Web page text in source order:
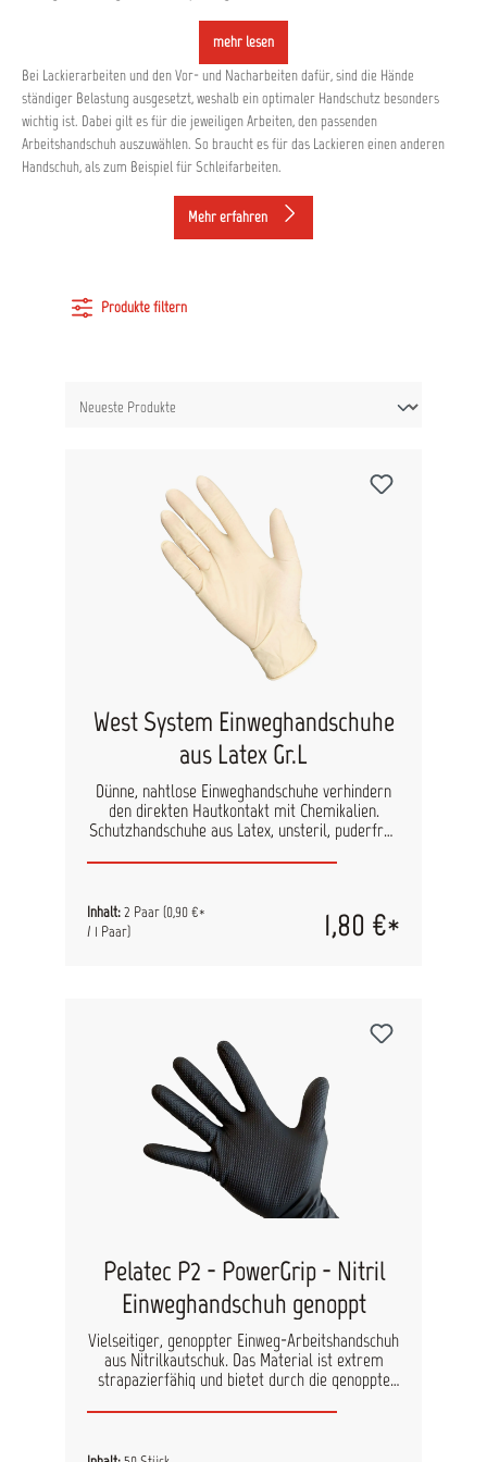
mehr lesen
Bei Lackierarbeiten und den Vor- und Nacharbeiten dafür, sind die Hände
ständiger Belastung ausgesetzt, weshalb ein optimaler Handschutz besonders
wichtig ist. Dabei gilt es für die jeweiligen Arbeiten, den passenden
Arbeitshandschuh auszuwählen. So braucht es für das Lackieren einen anderen
Handschuh, als zum Beispiel für Schleifarbeiten.
Mehr erfahren
Produkte filtern
West System Einweghandschuhe
aus Latex Gr.L
Dünne, nahtlose Einweghandschuhe verhindern
den direkten Hautkontakt mit Chemikalien.
Schutzhandschuhe aus Latex, unsteril, puderfrei.
und guter Fertigkeit.
Inhalt:2 Paar(0,90 €*
/ 1 Paar)
1,80 €*
Pelatec P2 - PowerGrip - Nitril
Einweghandschuh genoppt
Vielseitiger, genoppter Einweg-Arbeitshandschuh
aus Nitrilkautschuk. Das Material ist extrem
strapazierfähig und bietet durch die genoppte
Der Handschuh ist antistatisch, silikon- und
Flüssigkeiten, Schmutz, Staub und Viren.